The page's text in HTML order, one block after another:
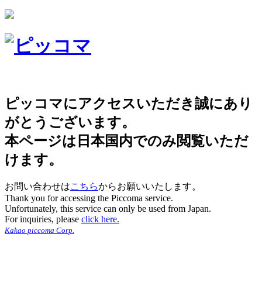
ピッコマにアクセスいただき誠にあり
がとうございます。
本ページは日本国内でのみ閲覧いただ
けます。
お問い合わせはこちらからお願いいたします。
Thank you for accessing the Piccoma service.
Unfortunately, this service can only be used from Japan.
For inquiries, please click here.
Kakao piccoma Corp.